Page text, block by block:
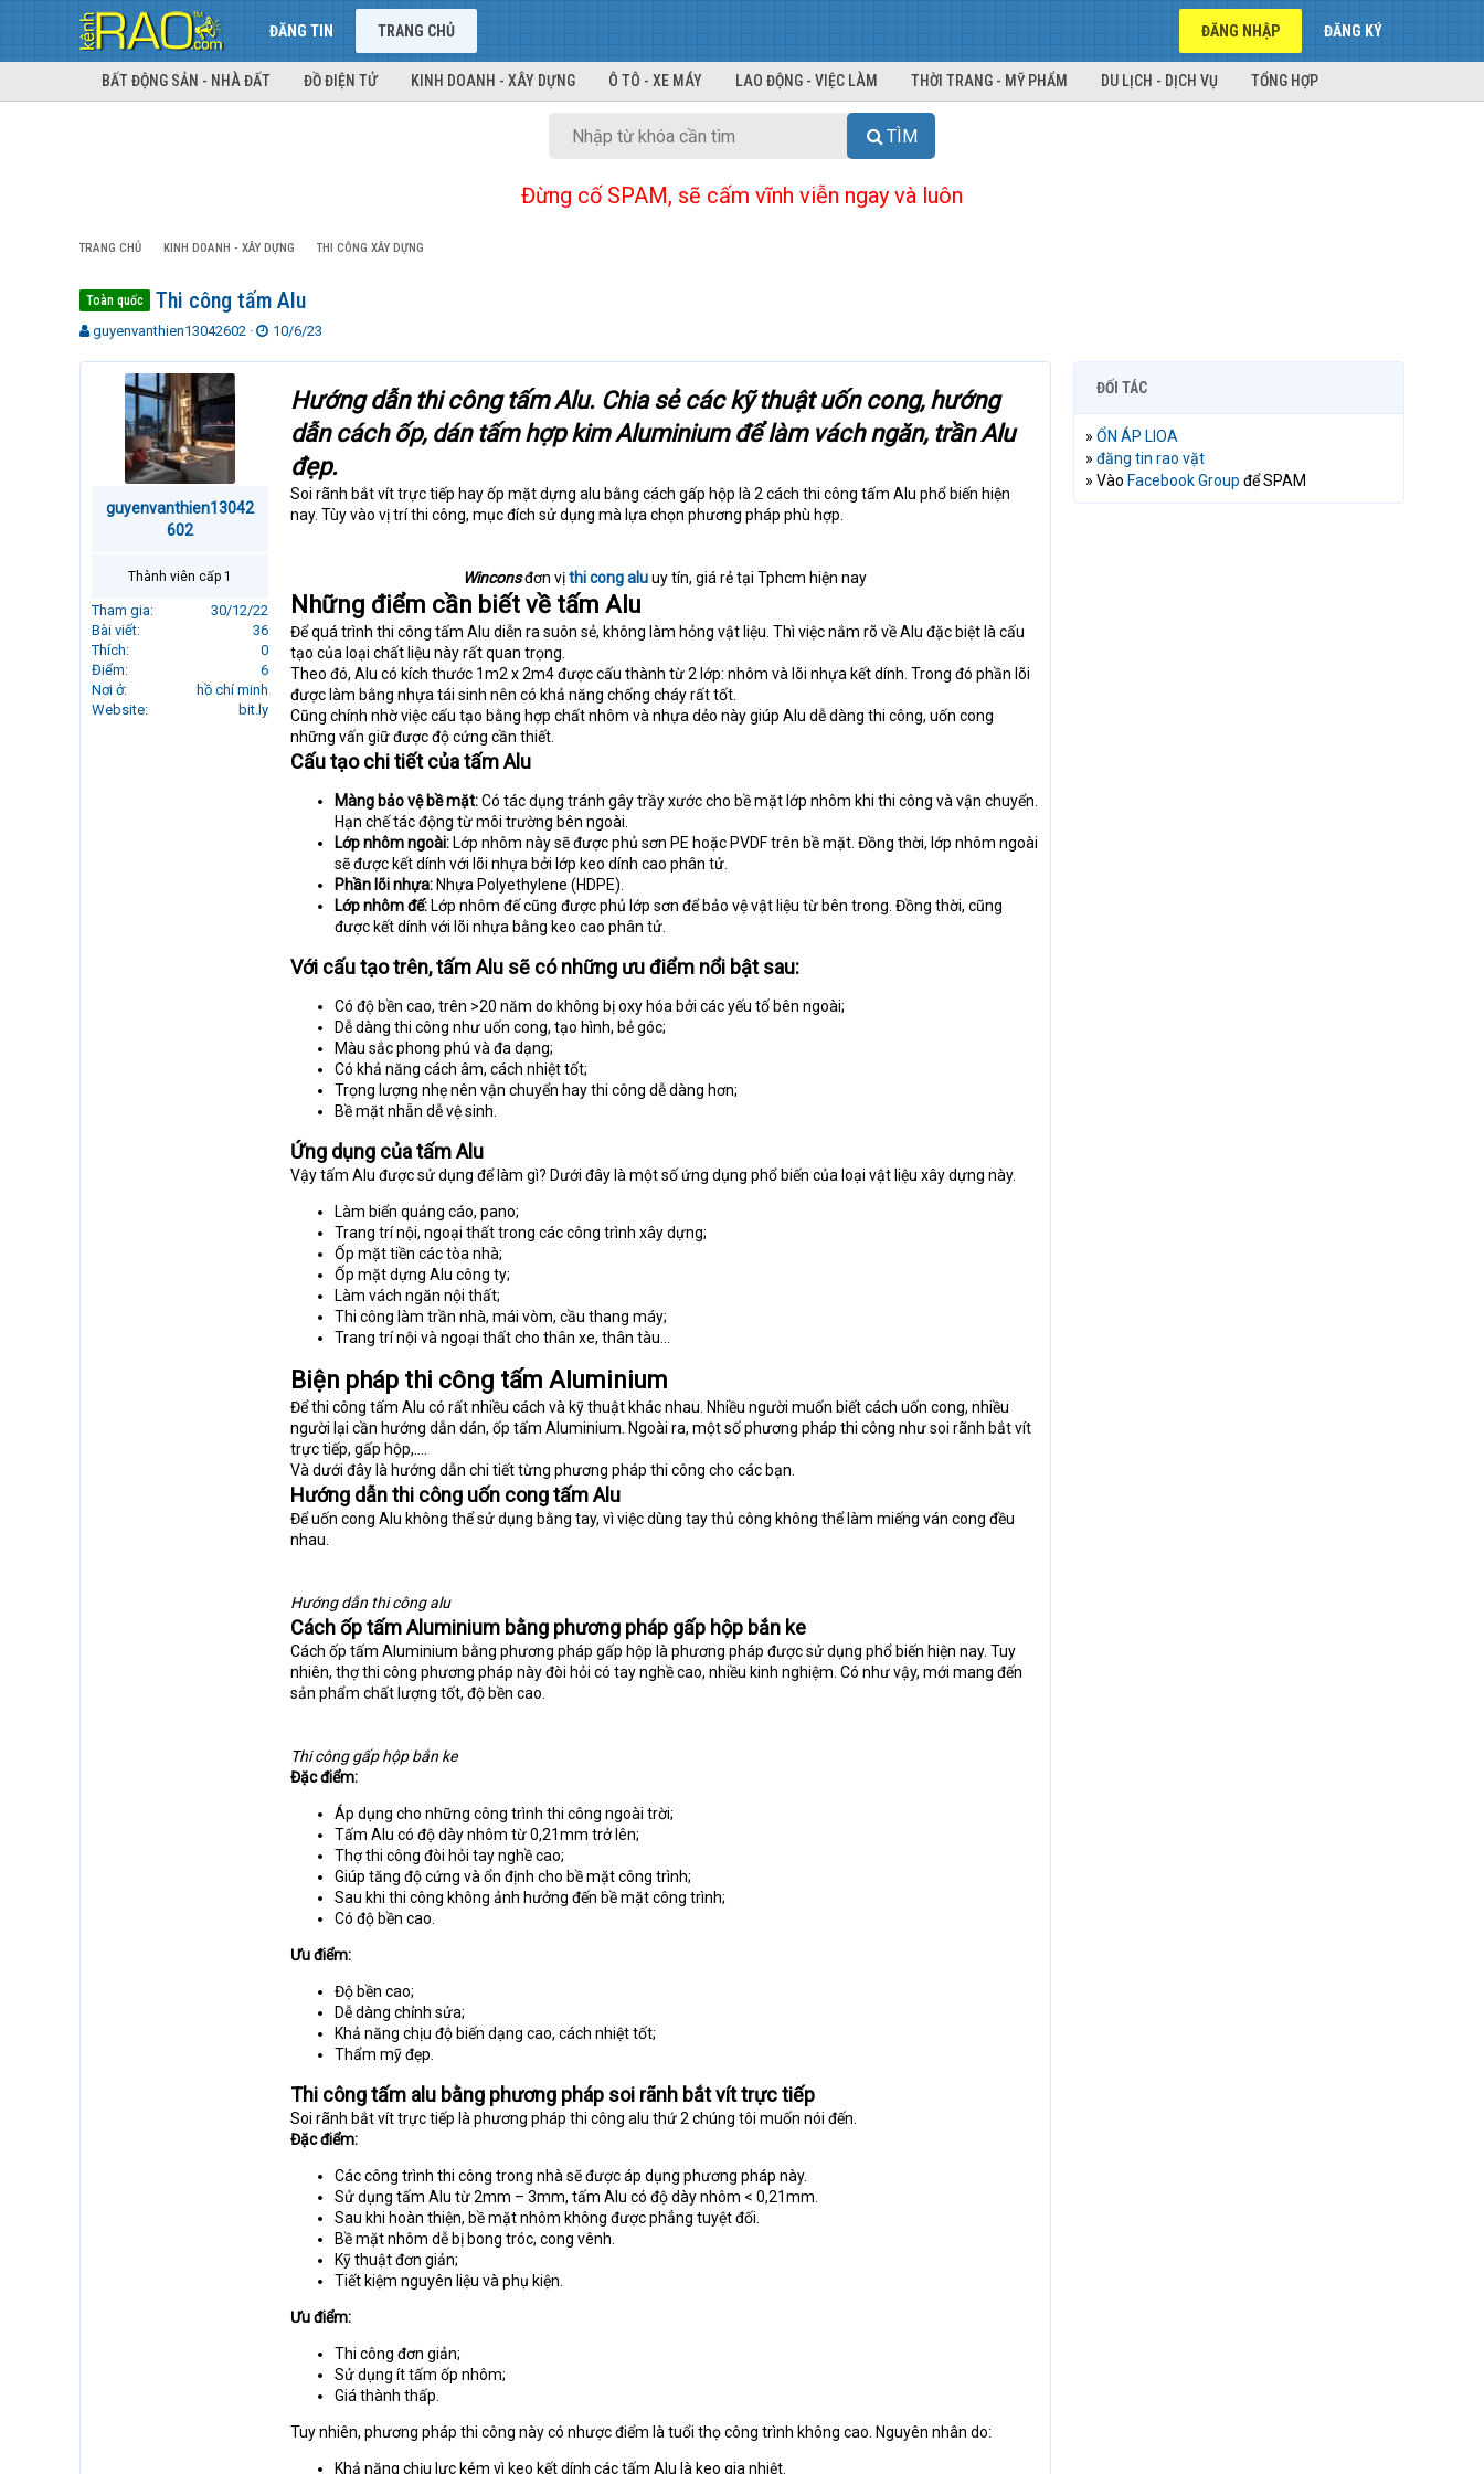
ĐĂNG TIN TRANG CHỦ ĐĂNG NHẬP ĐĂNG KÝ
BẤT ĐỘNG SẢN - NHÀ ĐẤT ĐỒ ĐIỆN TỬ KINH DOANH - XÂY DỰNG Ô TÔ - XE MÁY LAO ĐỘNG - VIỆC LÀM THỜI TRANG - MỸ PHẨM DU LỊCH - DỊCH VỤ TỔNG HỢP
TÌM
Đừng cố SPAM, sẽ cấm vĩnh viễn ngay và luôn
TRANG CHỦ KINH DOANH - XÂY DỰNG THI CÔNG XÂY DỰNG
Toàn quốc Thi công tấm Alu
T
guyenvanthien13042602
N
10/6/23
guyenvanthien13042
602
Thành viên cấp 1
Tham gia
30/12/22
Bài viết
36
Thích
0
Điểm
6
Nơi ở
hồ chí minh
Website
bit.ly
Hướng dẫn thi công tấm Alu. Chia sẻ các kỹ thuật uốn cong, hướng
dẫn cách ốp, dán tấm hợp kim Aluminium để làm vách ngăn, trần Alu
đẹp.
Soi rãnh bắt vít trực tiếp hay ốp mặt dựng alu bằng cách gấp hộp là 2 cách thi công tấm Alu phổ biến hiện
nay. Tùy vào vị trí thi công, mục đích sử dụng mà lựa chọn phương pháp phù hợp.
Winconsđơn vịthi cong aluuy tín, giá rẻ tại Tphcm hiện nay​
Những điểm cần biết về tấm Alu
Để quá trình thi công tấm Alu diễn ra suôn sẻ, không làm hỏng vật liệu. Thì việc nắm rõ về Alu đặc biệt là cấu
tạo của loại chất liệu này rất quan trọng.
Theo đó, Alu có kích thước 1m2 x 2m4 được cấu thành từ 2 lớp: nhôm và lõi nhựa kết dính. Trong đó phần lõi
được làm bằng nhựa tái sinh nên có khả năng chống cháy rất tốt.
Cũng chính nhờ việc cấu tạo bằng hợp chất nhôm và nhựa dẻo này giúp Alu dễ dàng thi công, uốn cong
những vấn giữ được độ cứng cần thiết.
Cấu tạo chi tiết của tấm Alu
Màng bảo vệ bề mặt:Có tác dụng tránh gây trầy xước cho bề mặt lớp nhôm khi thi công và vận chuyển.
Hạn chế tác động từ môi trường bên ngoài.
Lớp nhôm ngoài: Lớp nhôm này sẽ được phủ sơn PE hoặc PVDF trên bề mặt. Đồng thời, lớp nhôm ngoài
sẽ được kết dính với lõi nhựa bởi lớp keo dính cao phân tử.
Phần lõi nhựa: Nhựa Polyethylene (HDPE).
Lớp nhôm đế: Lớp nhôm đế cũng được phủ lớp sơn để bảo vệ vật liệu từ bên trong. Đồng thời, cũng
được kết dính với lõi nhựa bằng keo cao phân tử.
Với cấu tạo trên, tấm Alu sẽ có những ưu điểm nổi bật sau:
Có độ bền cao, trên >20 năm do không bị oxy hóa bởi các yếu tố bên ngoài;
Dễ dàng thi công như uốn cong, tạo hình, bẻ góc;
Màu sắc phong phú và đa dạng;
Có khả năng cách âm, cách nhiệt tốt;
Trọng lượng nhẹ nên vận chuyển hay thi công dễ dàng hơn;
Bề mặt nhẵn dễ vệ sinh.
Ứng dụng của tấm Alu
Vậy tấm Alu được sử dụng để làm gì? Dưới đây là một số ứng dụng phổ biến của loại vật liệu xây dựng này.
Làm biển quảng cáo, pano;
Trang trí nội, ngoại thất trong các công trình xây dựng;
Ốp mặt tiền các tòa nhà;
Ốp mặt dựng Alu công ty;
Làm vách ngăn nội thất;
Thi công làm trần nhà, mái vòm, cầu thang máy;
Trang trí nội và ngoại thất cho thân xe, thân tàu…
Biện pháp thi công tấm Aluminium
Để thi công tấm Alu có rất nhiều cách và kỹ thuật khác nhau. Nhiều người muốn biết cách uốn cong, nhiều
người lại cần hướng dẫn dán, ốp tấm Aluminium. Ngoài ra, một số phương pháp thi công như soi rãnh bắt vít
trực tiếp, gấp hộp,….
Và dưới đây là hướng dẫn chi tiết từng phương pháp thi công cho các bạn.
Hướng dẫn thi công uốn cong tấm Alu
Để uốn cong Alu không thể sử dụng bằng tay, vì việc dùng tay thủ công không thể làm miếng ván cong đều
nhau.
Hướng dẫn thi công alu
Cách ốp tấm Aluminium bằng phương pháp gấp hộp bắn ke
Cách ốp tấm Aluminium bằng phương pháp gấp hộp là phương pháp được sử dụng phổ biến hiện nay. Tuy
nhiên, thợ thi công phương pháp này đòi hỏi có tay nghề cao, nhiều kinh nghiệm. Có như vậy, mới mang đến
sản phẩm chất lượng tốt, độ bền cao.
Thi công gấp hộp bắn ke
Đặc điểm:
Áp dụng cho những công trình thi công ngoài trời;
Tấm Alu có độ dày nhôm từ 0,21mm trở lên;
Thợ thi công đòi hỏi tay nghề cao;
Giúp tăng độ cứng và ổn định cho bề mặt công trình;
Sau khi thi công không ảnh hưởng đến bề mặt công trình;
Có độ bền cao.
Ưu điểm:
Độ bền cao;
Dễ dàng chỉnh sửa;
Khả năng chịu độ biến dạng cao, cách nhiệt tốt;
Thẩm mỹ đẹp.
Thi công tấm alu bằng phương pháp soi rãnh bắt vít trực tiếp
Soi rãnh bắt vít trực tiếp là phương pháp thi công alu thứ 2 chúng tôi muốn nói đến.
Đặc điểm:
Các công trình thi công trong nhà sẽ được áp dụng phương pháp này.
Sử dụng tấm Alu từ 2mm – 3mm, tấm Alu có độ dày nhôm < 0,21mm.
Sau khi hoàn thiện, bề mặt nhôm không được phẳng tuyệt đối.
Bề mặt nhôm dễ bị bong tróc, cong vênh.
Kỹ thuật đơn giản;
Tiết kiệm nguyên liệu và phụ kiện.
Ưu điểm:
Thi công đơn giản;
Sử dụng ít tấm ốp nhôm;
Giá thành thấp.
Tuy nhiên, phương pháp thi công này có nhược điểm là tuổi thọ công trình không cao. Nguyên nhân do:
Khả năng chịu lực kém vì keo kết dính các tấm Alu là keo gia nhiệt.
ĐỐI TÁC
» ỔN ÁP LIOA
» đăng tin rao vặt
» Vào Facebook Group để SPAM